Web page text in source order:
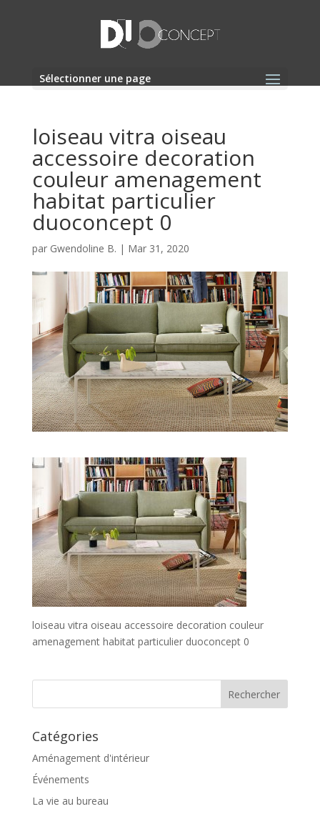
Sélectionner une page
loiseau vitra oiseau
accessoire decoration
couleur amenagement
habitat particulier
duoconcept 0
par Gwendoline B. | Mar 31, 2020
loiseau vitra oiseau accessoire decoration couleur
amenagement habitat particulier duoconcept 0
Catégories
Aménagement d'intérieur
Événements
La vie au bureau